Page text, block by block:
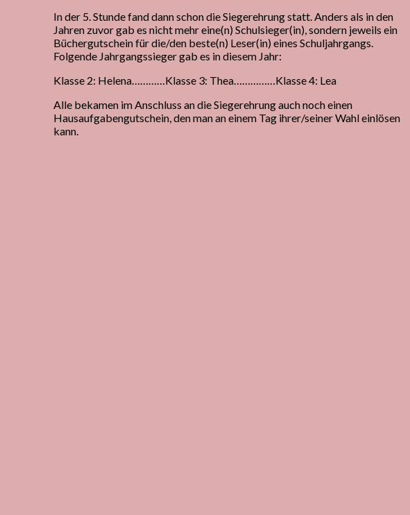
In der 5. Stunde fand dann schon die Siegerehrung statt. Anders als in den
Jahren zuvor gab es nicht mehr eine(n) Schulsieger(in), sondern jeweils ein
Büchergutschein für die/den beste(n) Leser(in) eines Schuljahrgangs.
Folgende Jahrgangssieger gab es in diesem Jahr:
Klasse 2: Helena…………Klasse 3: Thea……………Klasse 4: Lea
Alle bekamen im Anschluss an die Siegerehrung auch noch einen
Hausaufgabengutschein, den man an einem Tag ihrer/seiner Wahl einlösen
kann.